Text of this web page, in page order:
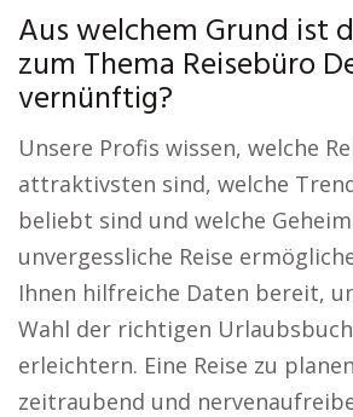
Aus welchem Grund ist
zum Thema Reisebüro
vernünftig?
Unsere Profis wissen, welche
attraktivsten sind, welche
beliebt sind und welche
unvergessliche Reise
Ihnen hilfreiche Daten bereit,
Wahl der richtigen
erleichtern. Eine Reise zu
zeitraubend und